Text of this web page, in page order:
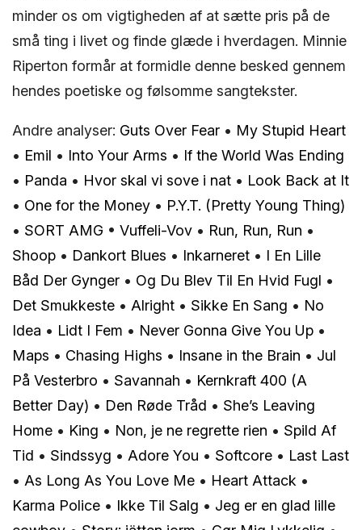
minder os om vigtigheden af at sætte pris på de
små ting i livet og finde glæde i hverdagen. Minnie
Riperton formår at formidle denne besked gennem
hendes poetiske og følsomme sangtekster.
Andre analyser: Guts Over Fear • My Stupid Heart
• Emil • Into Your Arms • If the World Was Ending
• Panda • Hvor skal vi sove i nat • Look Back at It
• One for the Money • P.Y.T. (Pretty Young Thing)
• SORT AMG • Vuffeli-Vov • Run, Run, Run •
Shoop • Dankort Blues • Inkarneret • I En Lille
Båd Der Gynger • Og Du Blev Til En Hvid Fugl •
Det Smukkeste • Alright • Sikke En Sang • No
Idea • Lidt I Fem • Never Gonna Give You Up •
Maps • Chasing Highs • Insane in the Brain • Jul
På Vesterbro • Savannah • Kernkraft 400 (A
Better Day) • Den Røde Tråd • She’s Leaving
Home • King • Non, je ne regrette rien • Spild Af
Tid • Sindssyg • Adore You • Softcore • Last Last
• As Long As You Love Me • Heart Attack •
Karma Police • Ikke Til Salg • Jeg er en glad lille